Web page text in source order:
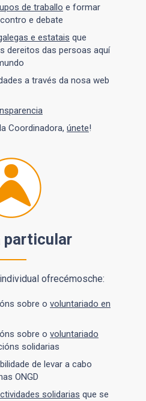
de traballo e formar
e debate
e estatais que
dereitos das persoas aquí
a través da nosa web
Coordinadora, únete!
particular
ofrecémosche:
sobre o voluntariado en
sobre o voluntariado
solidarias
de levar a cabo
ONGD
solidarias que se